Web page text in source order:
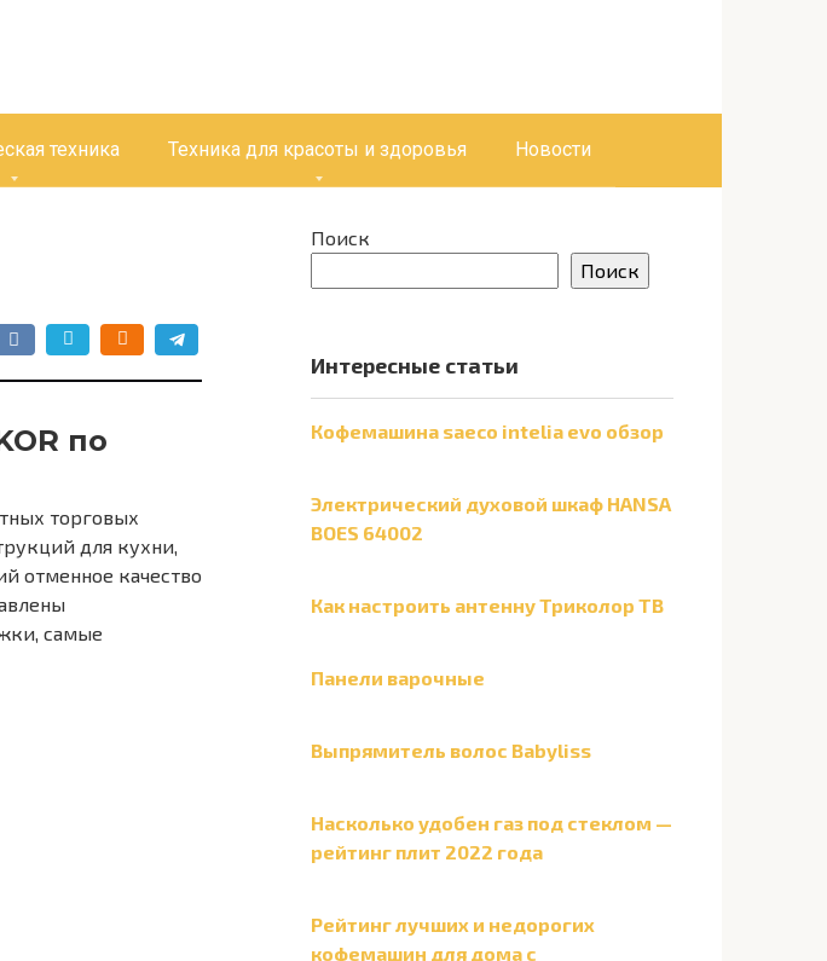
техника Техника для красоты и здоровья Новости
по
торговых
для кухни,
отменное качество
самые
Поиск
Поиск
Интересные статьи
Кофемашина saeco intelia evo обзор
Электрический духовой шкаф HANSA
BOES 64002
Как настроить антенну Триколор ТВ
Панели варочные
Выпрямитель волос Babyliss
Насколько удобен газ под стеклом —
рейтинг плит 2022 года
Рейтинг лучших и недорогих
кофемашин для дома с